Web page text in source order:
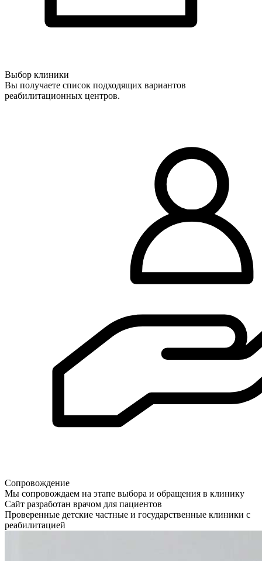
Выбор клиники
Вы получаете список подходящих вариантов
реабилитационных центров.
Сопровождение
Мы сопровождаем на этапе выбора и обращения в клинику
Сайт разработан врачом для пациентов
Проверенные детские частные и государственные клиники с
реабилитацией